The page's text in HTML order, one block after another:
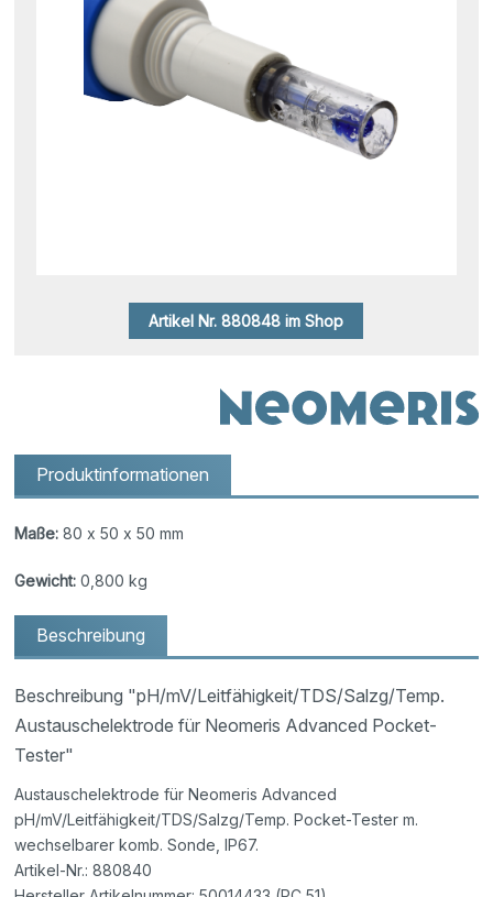
Artikel Nr. 880848 im Shop
Produktinformationen
Maße: 80 x 50 x 50 mm
Gewicht: 0,800 kg
Beschreibung
Beschreibung "pH/mV/Leitfähigkeit/TDS/Salzg/Temp.
Austauschelektrode für Neomeris Advanced Pocket-
Tester"
Austauschelektrode für Neomeris Advanced
pH/mV/Leitfähigkeit/TDS/Salzg/Temp. Pocket-Tester m.
wechselbarer komb. Sonde, IP67.
Artikel-Nr.: 880840